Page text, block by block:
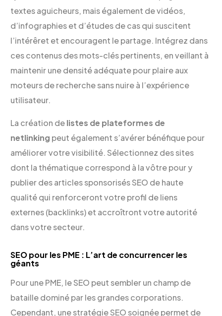
textes aguicheurs, mais également de vidéos,
d’infographies et d’études de cas qui suscitent
l’intérêret et encouragent le partage. Intégrez dans
ces contenus des mots-clés pertinents, en veillant à
maintenir une densité adéquate pour plaire aux
moteurs de recherche sans nuire à l’expérience
utilisateur.
La création delistes de plateformes de
netlinking peut également s’avérer bénéfique pour
améliorer votre visibilité. Sélectionnez des sites
dont la thématique correspond à la vôtre pour y
publier des articles sponsorisés SEO de haute
qualité qui renforceront votre profil de liens
externes (backlinks) et accroîtront votre autorité
dans votre secteur.
SEO pour les PME : L’art de concurrencer les
géants
Pour une PME, le SEO peut sembler un champ de
bataille dominé par les grandes corporations.
Cependant, une stratégie SEO soignée permet de